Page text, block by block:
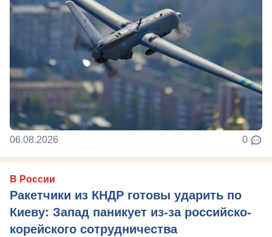
06.08.2026 0
В России
Ракетчики из КНДР готовы ударить по
Киеву: Запад паникует из-за российско-
корейского сотрудничества